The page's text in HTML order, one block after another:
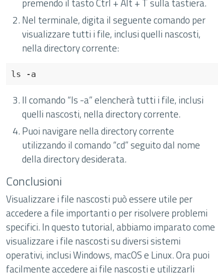
Nel terminale, digita il seguente comando per
visualizzare tutti i file, inclusi quelli nascosti,
nella directory corrente:
ls -a
Il comando “ls -a” elencherà tutti i file, inclusi
quelli nascosti, nella directory corrente.
Puoi navigare nella directory corrente
utilizzando il comando “cd” seguito dal nome
della directory desiderata.
Conclusioni
Visualizzare i file nascosti può essere utile per
accedere a file importanti o per risolvere problemi
specifici. In questo tutorial, abbiamo imparato come
visualizzare i file nascosti su diversi sistemi
operativi, inclusi Windows, macOS e Linux. Ora puoi
facilmente accedere ai file nascosti e utilizzarli